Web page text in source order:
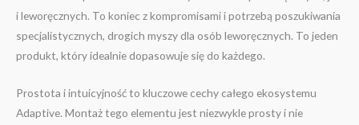
i leworęcznych. To koniec z kompromisami i potrzebą poszukiwania
specjalistycznych, drogich myszy dla osób leworęcznych. To jeden
produkt, który idealnie dopasowuje się do każdego.
Prostota i intuicyjność to kluczowe cechy całego ekosystemu
Adaptive. Montaż tego elementu jest niezwykle prosty i nie